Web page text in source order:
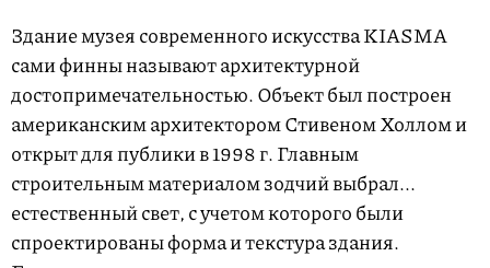
Здание музея современного искусства KIASMA
сами финны называют архитектурной
достопримечательностью. Объект был построен
американским архитектором Стивеном Холлом и
открыт для публики в 1998 г. Главным
строительным материалом зодчий выбрал...
естественный свет, с учетом которого были
спроектированы форма и текстура здания.